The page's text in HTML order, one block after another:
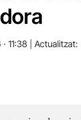
11:38 Actualitzat: